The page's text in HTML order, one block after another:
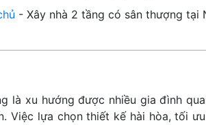
- Xây nhà 2 tầng có sân thượng tại
là xu hướng được nhiều gia đình
Việc lựa chọn thiết kế hài hòa, tối